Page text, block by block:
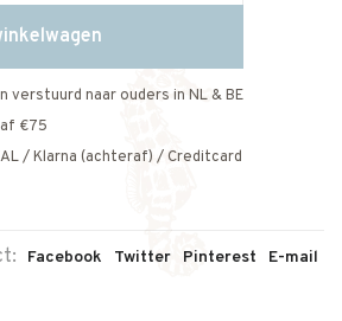
verstuurd naar ouders in NL & BE
€75
/ Klarna (achteraf) / Creditcard
Facebook Twitter Pinterest E-mail